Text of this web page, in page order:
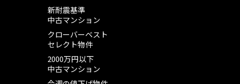
新耐震基準
中古マンション
クローバーベスト
セレクト物件
2000万円以下
中古マンション